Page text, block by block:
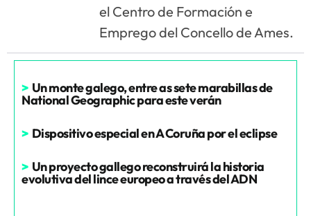
el Centro de Formación e
Emprego del Concello de Ames.
> Un monte galego, entre as sete marabillas de
National Geographic para este verán
> Dispositivo especial en A Coruña por el eclipse
> Un proyecto gallego reconstruirá la historia
evolutiva del lince europeo a través del ADN